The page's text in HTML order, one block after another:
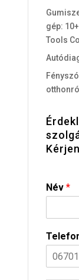
gép:
Tools
otthonról
Név *